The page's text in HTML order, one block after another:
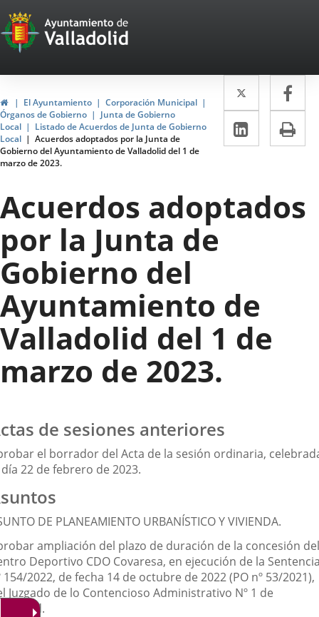
Portal
Web
del
Ayuntamiento
de
Valladolid
InicioEl Ayuntamiento
Corporación Municipal
Órganos de Gobierno
Junta de Gobierno
Local
Listado de Acuerdos de Junta de Gobierno
Local
Acuerdos adoptados por la Junta de
Gobierno del Ayuntamiento de Valladolid del 1 de
marzo de 2023.
Twitter
Enlace
a
una
a
LinkedIn
Enlace
a
externa.
Acuerdos adoptados
por la Junta de
Gobierno del
Ayuntamiento de
Valladolid del 1 de
marzo de 2023.
de sesiones anteriores
el borrador del Acta de la sesión ordinaria,
22 de febrero de 2023.
DE PLANEAMIENTO URBANÍSTICO Y VIVIENDA.
ampliación del plazo de duración de la concesión del
Deportivo CDO Covaresa, en ejecución de la
154/2022, de fecha 14 de octubre de 2022 (PO nº 53/2021),
Juzgado de lo Contencioso Administrativo Nº 1 de